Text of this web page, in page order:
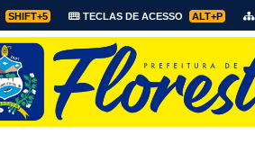
SHIFT+5 TECLAS DE ACESSO ALT+P